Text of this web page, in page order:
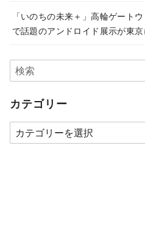
「いのちの未来＋」高輪ゲート
で話題のアンドロイド展示が東
カテゴリー
カ
テ